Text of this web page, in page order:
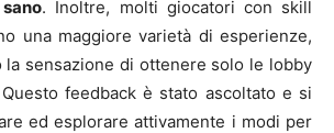
. Inoltre, molti giocatori con skill
una maggiore varietà di esperienze,
la sensazione di ottenere solo le lobby
feedback è stato ascoltato e si
ed esplorare attivamente i modi per